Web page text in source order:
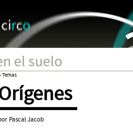
el suelo
›Temas
Pascal Jacob